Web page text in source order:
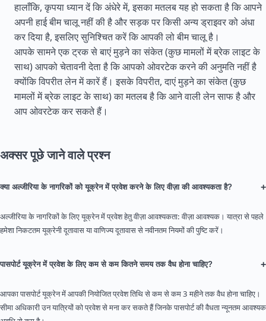
हालाँकि, कृपया ध्यान दें कि अंधेरे में, इसका मतलब यह हो सकता है कि आपने
अपनी हाई बीम चालू नहीं की है और सड़क पर किसी अन्य ड्राइवर को अंधा
कर दिया है, इसलिए सुनिश्चित करें कि आपकी लो बीम चालू है।
आपके सामने एक ट्रक से बाएं मुड़ने का संकेत (कुछ मामलों में ब्रेक लाइट के
साथ) आपको चेतावनी देता है कि आपको ओवरटेक करने की अनुमति नहीं है
क्योंकि विपरीत लेन में कारें हैं। इसके विपरीत, दाएं मुड़ने का संकेत (कुछ
मामलों में ब्रेक लाइट के साथ) का मतलब है कि आने वाली लेन साफ है और
आप ओवरटेक कर सकते हैं।
अक्सर पूछे जाने वाले प्रश्न
क्या अल्जीरिया के नागरिकों को यूक्रेन में प्रवेश करने के लिए वीज़ा की आवश्यकता है? +
अल्जीरिया के नागरिकों के लिए यूक्रेन में प्रवेश हेतु वीज़ा आवश्यकता: वीज़ा आवश्यक। यात्रा से पहले
हमेशा निकटतम यूक्रेनी दूतावास या वाणिज्य दूतावास से नवीनतम नियमों की पुष्टि करें।
पासपोर्ट यूक्रेन में प्रवेश के लिए कम से कम कितने समय तक वैध होना चाहिए? +
आपका पासपोर्ट यूक्रेन में आपकी नियोजित प्रवेश तिथि से कम से कम 3 महीने तक वैध होना चाहिए।
सीमा अधिकारी उन यात्रियों को प्रवेश से मना कर सकते हैं जिनके पासपोर्ट की वैधता न्यूनतम आवश्यक